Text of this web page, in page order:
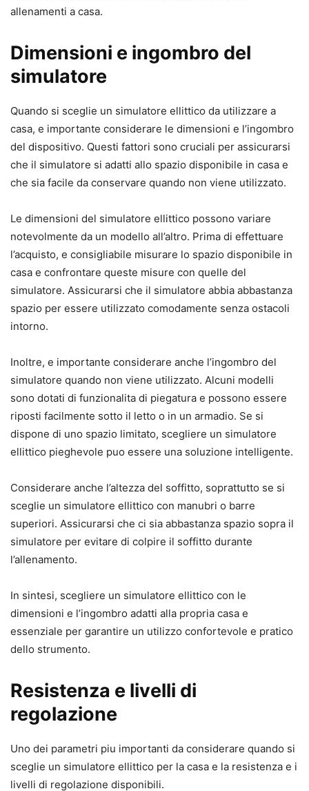
allenamenti a casa.
Dimensioni e ingombro del
simulatore
Quando si sceglie un simulatore ellittico da utilizzare a
casa, e importante considerare le dimensioni e l’ingombro
del dispositivo. Questi fattori sono cruciali per assicurarsi
che il simulatore si adatti allo spazio disponibile in casa e
che sia facile da conservare quando non viene utilizzato.
Le dimensioni del simulatore ellittico possono variare
notevolmente da un modello all’altro. Prima di effettuare
l’acquisto, e consigliabile misurare lo spazio disponibile in
casa e confrontare queste misure con quelle del
simulatore. Assicurarsi che il simulatore abbia abbastanza
spazio per essere utilizzato comodamente senza ostacoli
intorno.
Inoltre, e importante considerare anche l’ingombro del
simulatore quando non viene utilizzato. Alcuni modelli
sono dotati di funzionalita di piegatura e possono essere
riposti facilmente sotto il letto o in un armadio. Se si
dispone di uno spazio limitato, scegliere un simulatore
ellittico pieghevole puo essere una soluzione intelligente.
Considerare anche l’altezza del soffitto, soprattutto se si
sceglie un simulatore ellittico con manubri o barre
superiori. Assicurarsi che ci sia abbastanza spazio sopra il
simulatore per evitare di colpire il soffitto durante
l’allenamento.
In sintesi, scegliere un simulatore ellittico con le
dimensioni e l’ingombro adatti alla propria casa e
essenziale per garantire un utilizzo confortevole e pratico
dello strumento.
Resistenza e livelli di
regolazione
Uno dei parametri piu importanti da considerare quando si
sceglie un simulatore ellittico per la casa e la resistenza e i
livelli di regolazione disponibili.